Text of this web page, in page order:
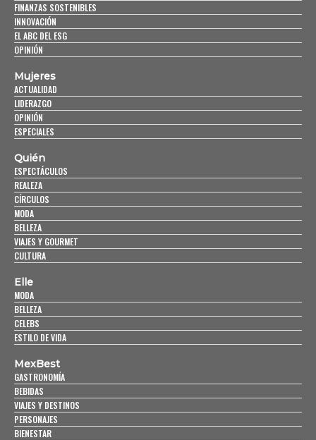
FINANZAS SOSTENIBLES
INNOVACIÓN
EL ABC DEL ESG
OPINIÓN
Mujeres
ACTUALIDAD
LIDERAZGO
OPINIÓN
ESPECIALES
Quién
ESPECTÁCULOS
REALEZA
CÍRCULOS
MODA
BELLEZA
VIAJES Y GOURMET
CULTURA
Elle
MODA
BELLEZA
CELEBS
ESTILO DE VIDA
MexBest
GASTRONOMÍA
BEBIDAS
VIAJES Y DESTINOS
PERSONAJES
BIENESTAR